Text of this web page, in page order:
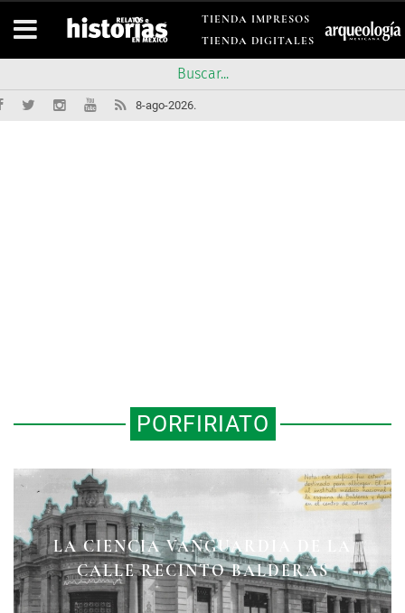
TIENDA IMPRESOS
TIENDA DIGITALES
8-ago-2026.
PORFIRIATO
LA CIENCIA VANGUARDIA DE LA
CALLE RECINTO BALDERAS
JOSEFINA MAC GREGOR:
ESCRIBIR LA REVOLUCIÓN DESDE
LOS ARCHIVOS Y LA ENSEÑANZA
MARÍA ARIAS BERNAL